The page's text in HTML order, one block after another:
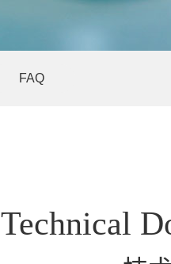
FAQ
Technical